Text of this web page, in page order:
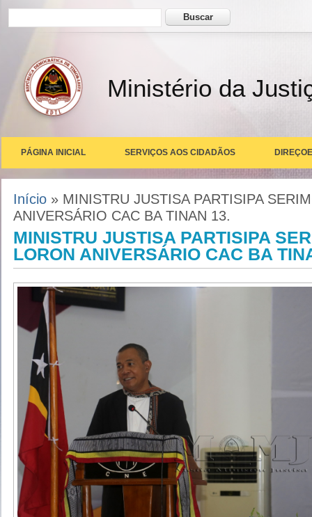
Formulário de busca Buscar
Ministério da
PÁGINA INICIAL SERVIÇOS AOS CIDADÃOS
Você está aqui
Início » MINISTRU JUSTISA PARTISIPA
ANIVERSÁRIO CAC BA TINAN 13.
MINISTRU JUSTISA PARTISIPA
LORON ANIVERSÁRIO CAC BA